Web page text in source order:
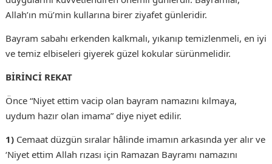
Allah’ın mü’min kullarına birer ziyafet günleridir.
Bayram sabahı erkenden kalkmalı, yıkanıp temizlenmeli, en iyi
ve temiz elbiseleri giyerek güzel kokular sürünmelidir.
BİRİNCİ REKAT
Önce “Niyet ettim vacip olan bayram namazını kılmaya,
uydum hazır olan imama” diye niyet edilir.
1)Cemaat düzgün sıralar hâlinde imamın arkasında yer alır ve
‘Niyet ettim Allah rızası için Ramazan Bayramı namazını